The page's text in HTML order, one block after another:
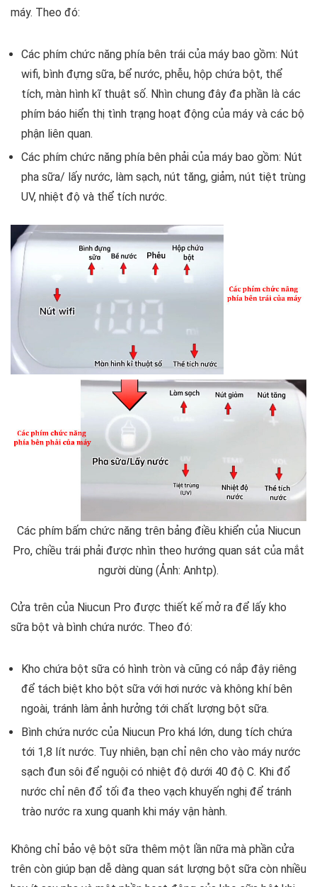
máy. Theo đó:
Các phím chức năng phía bên trái của máy bao gồm: Nút
wifi, bình đựng sữa, bể nước, phễu, hộp chứa bột, thể
tích, màn hình kĩ thuật số. Nhìn chung đây đa phần là các
phím báo hiển thị tình trạng hoạt động của máy và các bộ
phận liên quan.
Các phím chức năng phía bên phải của máy bao gồm: Nút
pha sữa/ lấy nước, làm sạch, nút tăng, giảm, nút tiệt trùng
UV, nhiệt độ và thể tích nước.
Các phím bấm chức năng trên bảng điều khiển của Niucun
Pro, chiều trái phải được nhìn theo hướng quan sát của mắt
người dùng (Ảnh: Anhtp).
Cửa trên của Niucun Pro được thiết kế mở ra để lấy kho
sữa bột và bình chứa nước. Theo đó:
Kho chứa bột sữa có hình tròn và cũng có nắp đậy riêng
để tách biệt kho bột sữa với hơi nước và không khí bên
ngoài, tránh làm ảnh hưởng tới chất lượng bột sữa.
Bình chứa nước của Niucun Pro khá lớn, dung tích chứa
tới 1,8 lít nước. Tuy nhiên, bạn chỉ nên cho vào máy nước
sạch đun sôi để nguội có nhiệt độ dưới 40 độ C. Khi đổ
nước chỉ nên đổ tối đa theo vạch khuyến nghị để tránh
trào nước ra xung quanh khi máy vận hành.
Không chỉ bảo vệ bột sữa thêm một lần nữa mà phần cửa
trên còn giúp bạn dễ dàng quan sát lượng bột sữa còn nhiều